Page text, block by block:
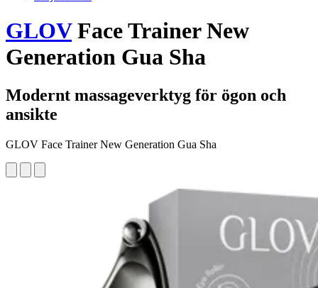
GLOVFace Trainer New
Generation Gua Sha
Modernt massageverktyg för ögon och
ansikte
GLOV Face Trainer New Generation Gua Sha